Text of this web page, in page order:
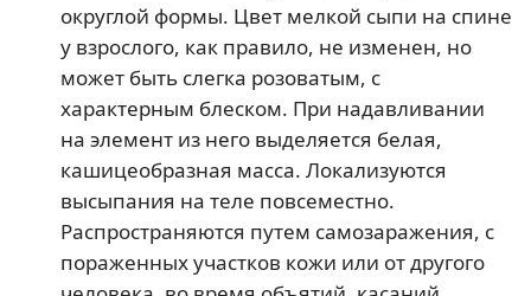
округлой формы. Цвет мелкой сыпи на спине
у взрослого, как правило, не изменен, но
может быть слегка розоватым, с
характерным блеском. При надавливании
на элемент из него выделяется белая,
кашицеобразная масса. Локализуются
высыпания на теле повсеместно.
Распространяются путем самозаражения, с
пораженных участков кожи или от другого